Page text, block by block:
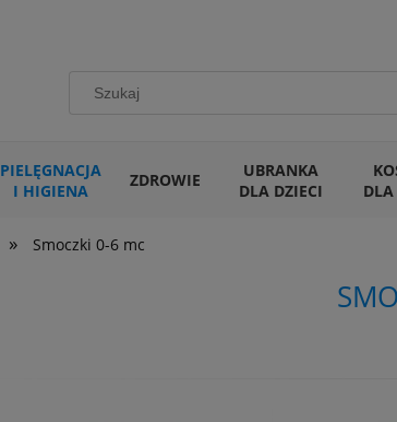
PIELĘGNACJA
I HIGIENA
ZDROWIE
UBRANKA
DLA DZIECI
DLA
» Smoczki 0-6 mc